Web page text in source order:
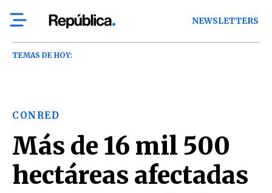
NEWSLETTERS
TEMAS DE HOY:
CONRED
Más de 16 mil 500
hectáreas afectadas